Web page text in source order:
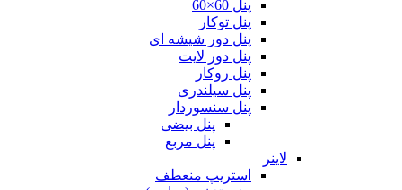
پنل 60×60
پنل توکار
پنل دور شیشه ای
پنل دور لایت
پنل روکار
پنل سیلندری
پنل سنسوردار
پنل بیضی
پنل مربع
لاینر
استریپ منعطف